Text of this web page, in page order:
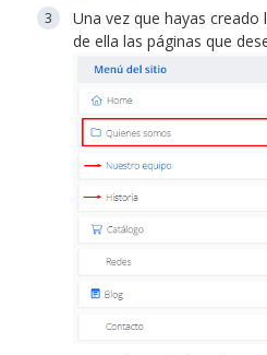
Una vez que hayas
de ella las páginas que